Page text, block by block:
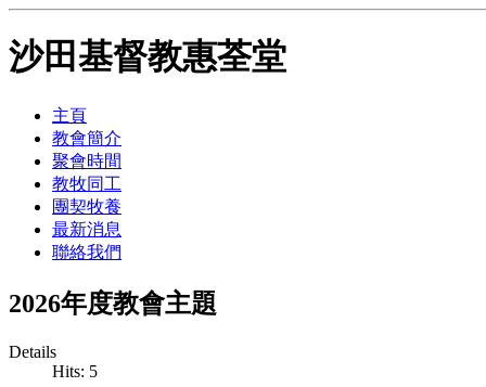
沙田基督教惠荃堂
主頁
教會簡介
聚會時間
教牧同工
團契牧養
最新消息
聯絡我們
2026年度教會主題
Details
Hits: 5